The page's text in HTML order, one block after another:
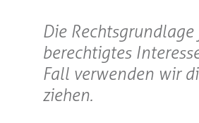
Die Rechtsgrundlage
berechtigtes
Fall verwenden wir
ziehen.